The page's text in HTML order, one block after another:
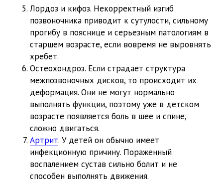
Лордоз и кифоз. Некорректный изгиб
позвоночника приводит к сутулости, сильному
прогибу в пояснице и серьезным патологиям в
старшем возрасте, если вовремя не выровнять
хребет.
Остеохондроз. Если страдает структура
межпозвоночных дисков, то происходит их
деформация. Они не могут нормально
выполнять функции, поэтому уже в детском
возрасте появляется боль в шее и спине,
сложно двигаться.
Артрит. У детей он обычно имеет
инфекционную причину. Пораженный
воспалением сустав сильно болит и не
способен выполнять движения.